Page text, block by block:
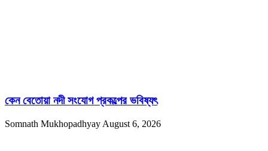
কেন বেতোয়া নদী সংযোগ প্রকল্পের ভবিষ্যৎ
Somnath Mukhopadhyay August 6, 2026